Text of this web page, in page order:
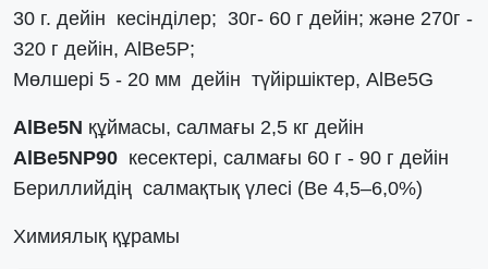
30 г. дейін кесінділер; 30г- 60 г дейін; және 270г -
320 г дейін, AlBe5P;
Мөлшері 5 - 20 мм дейін түйіршіктер, AlBe5G
AlBe5N құймасы, салмағы 2,5 кг дейін
AlBe5NР90 кесектері, салмағы 60 г - 90 г дейін
Бериллийдің салмақтық үлесі (Ве 4,5–6,0%)
Химиялық құрамы